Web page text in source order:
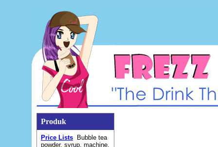
Produk
Price Lists Bubble tea
powder, syrup, machine,